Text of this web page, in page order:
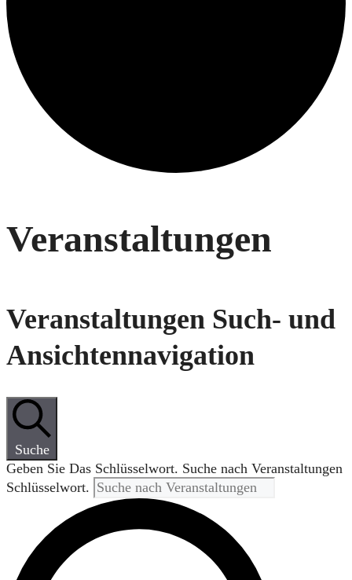
Veranstaltungen
Veranstaltungen Such- und
Ansichtennavigation
Suche
Geben Sie Das Schlüsselwort. Suche nach Veranstaltungen
Schlüsselwort.